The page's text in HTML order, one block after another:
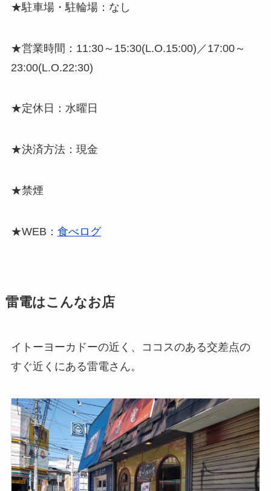
★駐車場・駐輪場：なし
★営業時間：11:30～15:30(L.O.15:00)／17:00～
23:00(L.O.22:30)
★定休日：水曜日
★決済方法：現金
★禁煙
★WEB： 食べログ
雷電はこんなお店
イトーヨーカドーの近く、ココスのある交差点の
すぐ近くにある雷電さん。